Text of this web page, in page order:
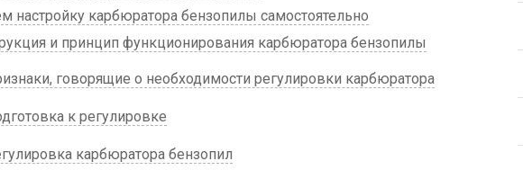
настройку карбюратора бензопилы самостоятельно
и принцип функционирования карбюратора бензопилы
говорящие о необходимости регулировки карбюратора
к регулировке
карбюратора бензопил